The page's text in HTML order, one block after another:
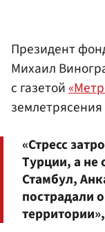
Президент
Михаил
с газетой
«Стресс
Турции, а не
Стамбул,
пострадали